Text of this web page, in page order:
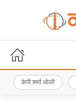
केपी शर्मा ओली